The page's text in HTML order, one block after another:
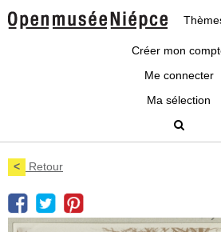
Créer mon
Me connecter
Ma sélection
< Retour